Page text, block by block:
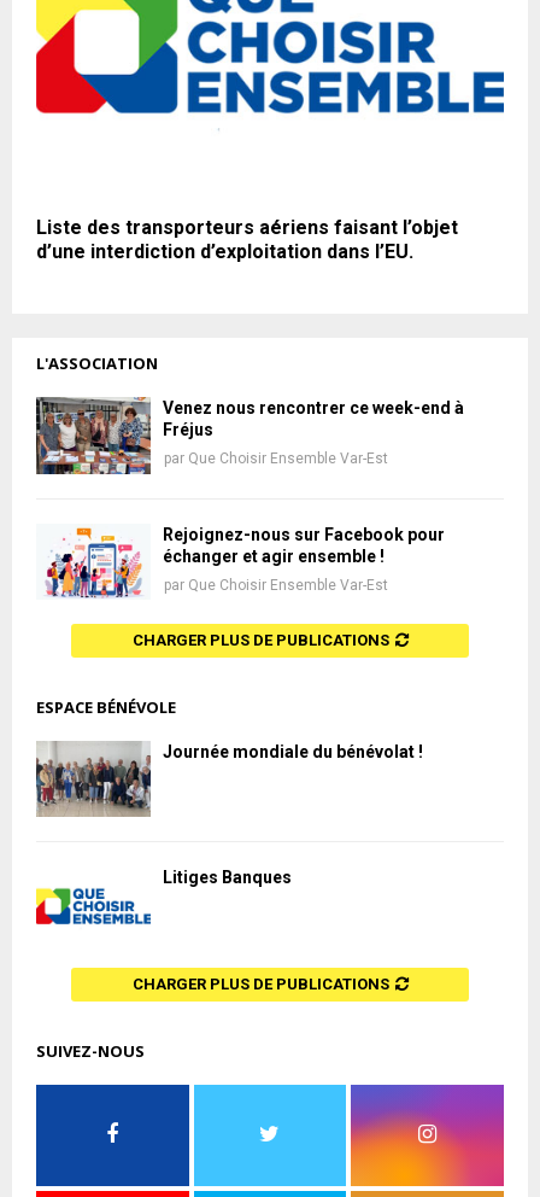
Liste des transporteurs aériens faisant l’objet
d’une interdiction d’exploitation dans l’EU.
L'ASSOCIATION
Venez nous rencontrer ce week-end à
Fréjus
par Que Choisir Ensemble Var-Est
Rejoignez-nous sur Facebook pour
échanger et agir ensemble !
par Que Choisir Ensemble Var-Est
CHARGER PLUS DE PUBLICATIONS
ESPACE BÉNÉVOLE
Journée mondiale du bénévolat !
Litiges Banques
CHARGER PLUS DE PUBLICATIONS
SUIVEZ-NOUS